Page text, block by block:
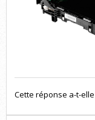
Cette réponse a-t-